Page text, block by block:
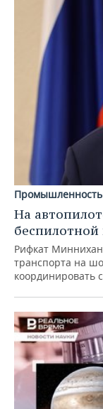
Промышленность
На
Рифкат
транспорта на
координировать